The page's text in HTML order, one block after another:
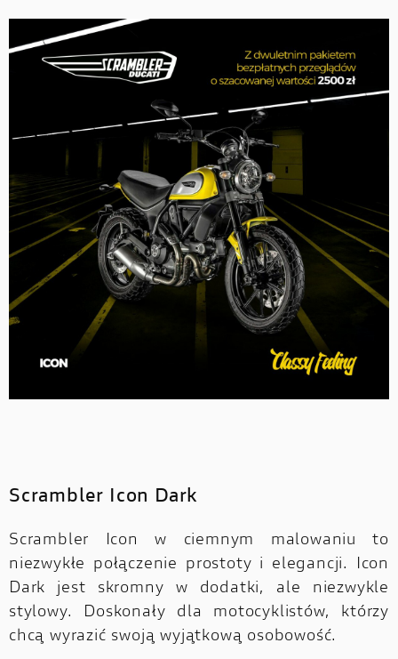
Scrambler Icon Dark
Scrambler Icon w ciemnym malowaniu to
niezwykłe połączenie prostoty i elegancji. Icon
Dark jest skromny w dodatki, ale niezwykle
stylowy. Doskonały dla motocyklistów, którzy
chcą wyrazić swoją wyjątkową osobowość.